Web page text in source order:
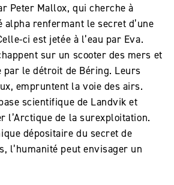
Peter Mallox, qui cherche à
alpha renfermant le secret d’une
ci est jetée à l’eau par Eva.
sur un scooter des mers et
par le détroit de Béring. Leurs
empruntent la voie des airs.
scientifique de Landvik et
l’Arctique de la surexploitation.
dépositaire du secret de
l’humanité peut envisager un